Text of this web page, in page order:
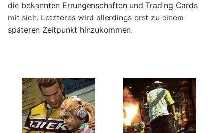
die bekannten Errungenschaften und Trading Cards
mit sich. Letzteres wird allerdings erst zu einem
späteren Zeitpunkt hinzukommen.